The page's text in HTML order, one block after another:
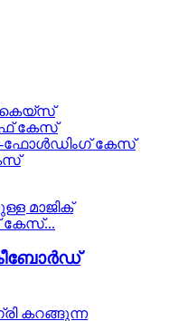
കെയ്‌സ്
കേസ്
ഫോൾഡിംഗ് കേസ്